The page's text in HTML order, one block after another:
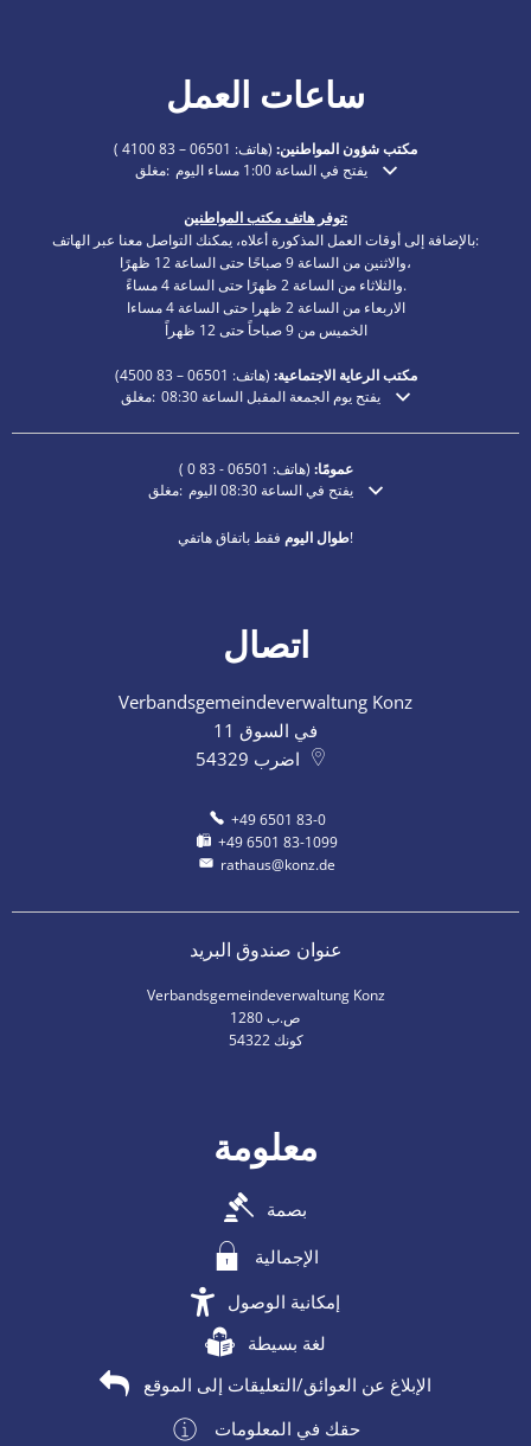
ساعات العمل
مكتب شؤون المواطنين: (هاتف:
)
انقر لإخفاء أوقات الفتح أو الإغلاق الإضافية
مغلق: يفتح في الساعة 1:00 مساء اليوم
توفر هاتف مكتب المواطنين:
بالإضافة إلى أوقات العمل المذكورة أعلاه، يمكنك التواصل معنا عبر الهاتف:
والاثنين من الساعة 9 صباحًا حتى الساعة 12 ظهرًا،
والثلاثاء من الساعة 2 ظهرًا حتى الساعة 4 مساءً.
الاربعاء من الساعة 2 ظهرا حتى الساعة 4 مساءا
الخميس من 9 صباحاً حتى 12 ظهراً
مكتب الرعاية الاجتماعية: (هاتف:
4500)
انقر لإخفاء أوقات الفتح أو الإغلاق الإضافية
مغلق: يفتح يوم الجمعة المقبل الساعة 08:30
عمومًا: (هاتف:
)
انقر لإخفاء أوقات الفتح أو الإغلاق الإضافية
مغلق: يفتح في الساعة 08:30 اليوم
طوال اليومفقط باتفاق هاتفي!
اتصال
Verbandsgemeindeverwaltung Konz
في السوق 11
54329 اضرب
+49 6501 83-0
+49 6501 83-1099
rathaus@konz.de
عنوان صندوق البريد
Verbandsgemeindeverwaltung Konz
ص.ب 1280
54322 كونك
معلومة
بصمة
الإجمالية
إمكانية الوصول
لغة بسيطة
الإبلاغ عن العوائق/التعليقات إلى الموقع
حقك في المعلومات